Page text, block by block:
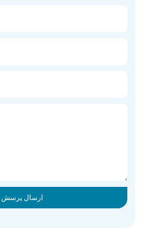
ارسال پرسش